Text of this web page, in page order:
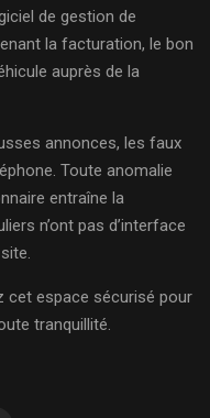
de gestion de
la facturation, le bon
auprès de la
annonces, les faux
Toute anomalie
entraîne la
n’ont pas d’interface
cet espace sécurisé pour
tranquillité.